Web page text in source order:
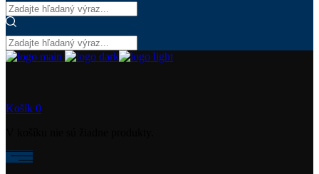
Košík 0